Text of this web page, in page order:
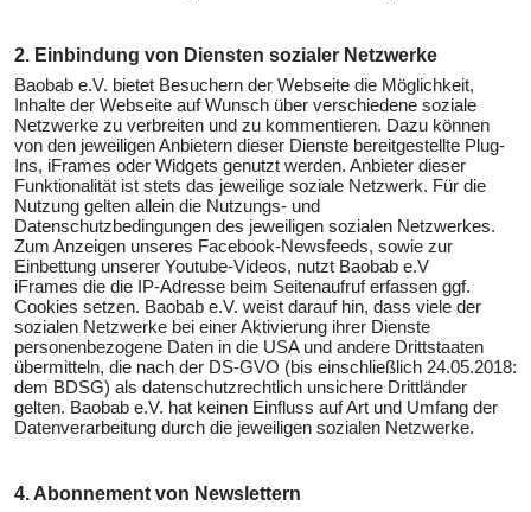
2. Einbindung von Diensten sozialer Netzwerke
Baobab e.V. bietet Besuchern der Webseite die Möglichkeit,
Inhalte der Webseite auf Wunsch über verschiedene soziale
Netzwerke zu verbreiten und zu kommentieren. Dazu können
von den jeweiligen Anbietern dieser Dienste bereitgestellte Plug-
Ins, iFrames oder Widgets genutzt werden. Anbieter dieser
Funktionalität ist stets das jeweilige soziale Netzwerk. Für die
Nutzung gelten allein die Nutzungs- und
Datenschutzbedingungen des jeweiligen sozialen Netzwerkes.
Zum Anzeigen unseres Facebook-Newsfeeds, sowie zur
Einbettung unserer Youtube-Videos, nutzt Baobab e.V
iFrames die die IP-Adresse beim Seitenaufruf erfassen ggf.
Cookies setzen. Baobab e.V. weist darauf hin, dass viele der
sozialen Netzwerke bei einer Aktivierung ihrer Dienste
personenbezogene Daten in die USA und andere Drittstaaten
übermitteln, die nach der DS-GVO (bis einschließlich 24.05.2018:
dem BDSG) als datenschutzrechtlich unsichere Drittländer
gelten. Baobab e.V. hat keinen Einfluss auf Art und Umfang der
Datenverarbeitung durch die jeweiligen sozialen Netzwerke.
4. Abonnement von Newslettern